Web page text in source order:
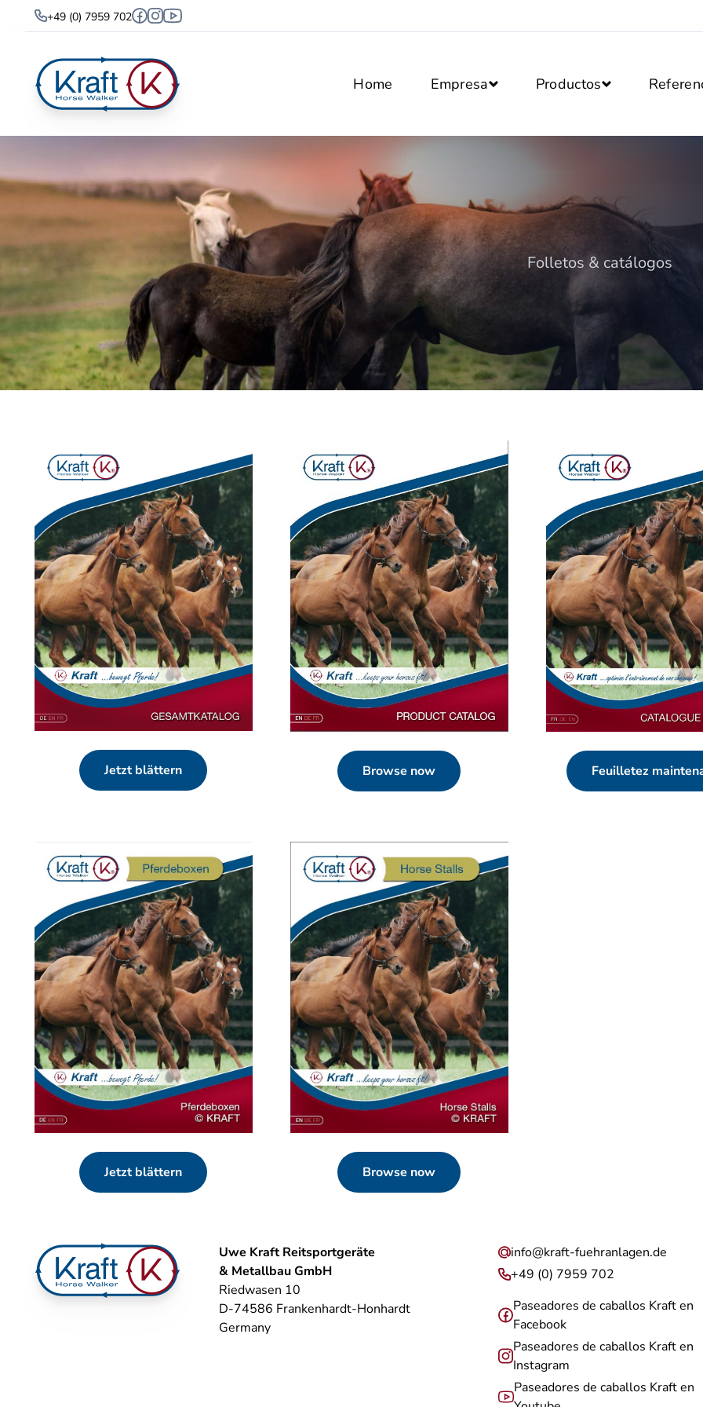
+49 (0) 7959 702
Home Empresa Productos
Folletos & catálogos
Jetzt blättern Browse now Feuilletez
Jetzt blättern Browse now
Uwe Kraft Reitsportgeräte
& Metallbau GmbH
Riedwasen 10
D-74586 Frankenhardt-Honhardt
Germany
info@kraft-fuehranlagen.de
+49 (0) 7959 702
Paseadores de caballos Kraft en
Facebook
Paseadores de caballos Kraft en
Instagram
Paseadores de caballos Kraft en